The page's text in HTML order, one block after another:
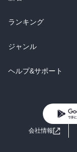
雑誌・グラビア
BL・TL
ラノベ
雑誌・グラビア
BL・TL
総合
ラノベ
雑誌・グラビア
ランキング
総合
ラノベ
ジャンル
コミック
ライトノベル
ヘルプ&サポート
よくあるご質問
会社情報